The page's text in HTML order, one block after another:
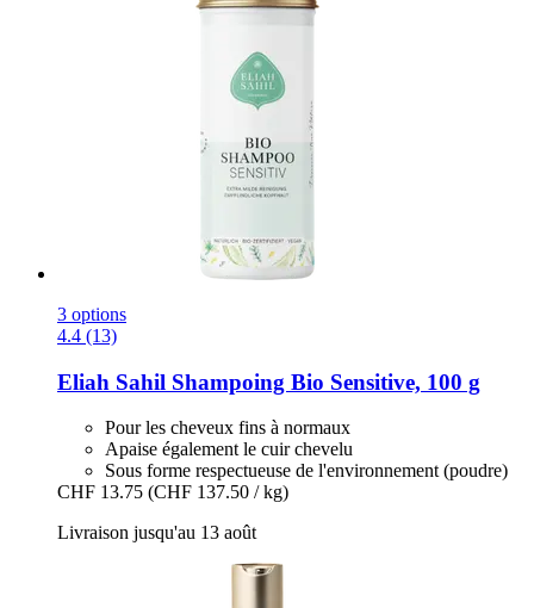
3 options
4.4 (13)
Eliah Sahil Shampoing Bio Sensitive, 100 g
Pour les cheveux fins à normaux
Apaise également le cuir chevelu
Sous forme respectueuse de l'environnement (poudre)
CHF 13.75 (CHF 137.50 / kg)
Livraison jusqu'au 13 août